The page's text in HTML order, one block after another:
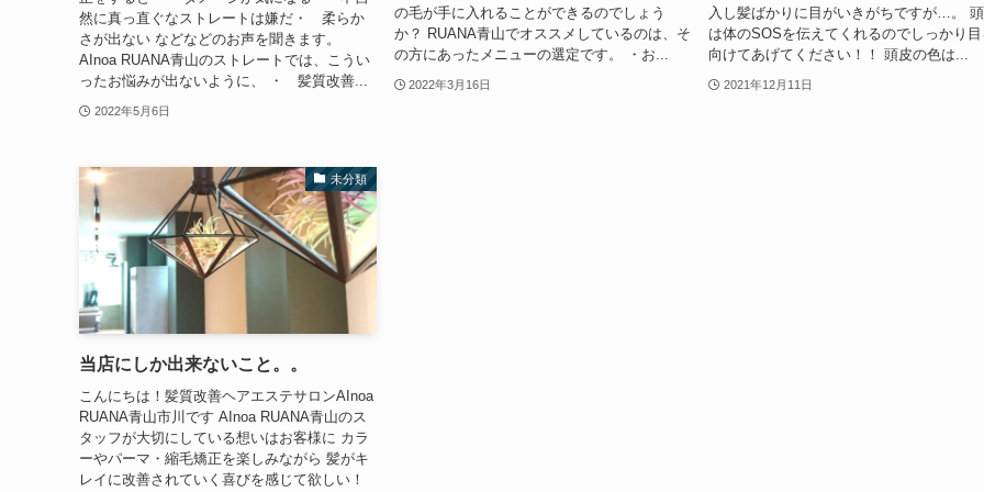
然に真っ直ぐなストレートは嫌だ・ 柔らか
さが出ない などなどのお声を聞きます。
AInoa RUANA青山のストレートでは、こうい
ったお悩みが出ないように、 ・ 髪質改善...
2022年5月6日
の毛が手に入れることができるのでしょう
か？ RUANA青山でオススメしているのは、そ
の方にあったメニューの選定です。 ・お...
2022年3月16日
入し髪ばかりに目がいきがちですが…。
は体のSOSを伝えてくれるのでしっかり
向けてあげてください！！ 頭皮の色は...
2021年12月11日
未分類
当店にしか出来ないこと。。
こんにちは！髪質改善ヘアエステサロンAInoa
RUANA青山市川です AInoa RUANA青山のス
タッフが大切にしている想いはお客様に カラ
ーやパーマ・縮毛矯正を楽しみながら 髪がキ
レイに改善されていく喜びを感じて欲しい！